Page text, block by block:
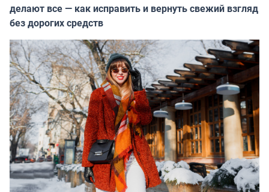
делают все — как исправить и вернуть свежий взгляд
без дорогих средств